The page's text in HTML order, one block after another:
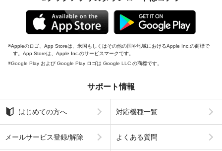
Appleのロゴ、App Storeは、米国もしくはその他の国や地域におけるApple Inc.の商標で
す。App Storeは、Apple Inc.のサービスマークです。
Google Play および Google Play ロゴは Google LLC の商標です。
サポート情報
はじめての方へ 対応機種一覧
メールサービス登録/解除 よくある質問